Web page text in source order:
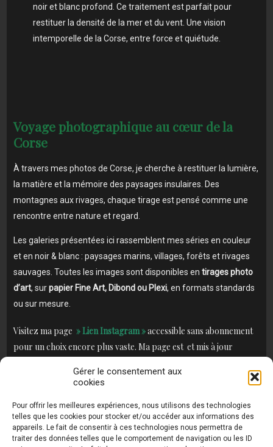
Gérer le consentement aux
cookies
Pour offrir les meilleures expériences, nous utilisons des technologies
telles que les cookies pour stocker et/ou accéder aux informations des
appareils. Le fait de consentir à ces technologies nous permettra de
traiter des données telles que le comportement de navigation ou les ID
noir et blanc profond. Ce traitement est parfait pour
restituer la densité de la mer et du vent. Une vision
intemporelle de la Corse, entre force et quiétude.
Voyage photographique au cœur de la
Corse
À travers mes photos de Corse, je cherche à restituer la lumière,
la matière et la mémoire des paysages insulaires. Des
montagnes aux rivages, chaque tirage est pensé comme une
rencontre entre nature et regard.
Les galeries présentées ici rassemblent mes séries en couleur
et en noir & blanc : paysages marins, villages, forêts et rivages
sauvages. Toutes les images sont disponibles en tirages photo
d’art, surpapier Fine Art, Dibond ou Plexi, en formats standards
ou sur mesure.
Visitez ma page » Lien Instagram »accessible sans abonnement
pour un choix encore plus vaste. Ma page est et mis à jour
décoration, n’hésitez pas à me contacter directement — je
réponds personnellement à chaque demande.